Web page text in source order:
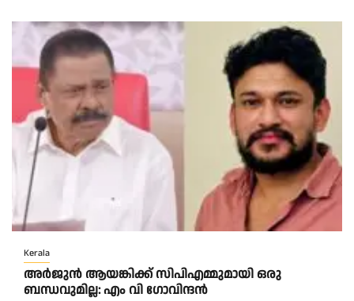
Kerala
അര്‍ജുന്‍ ആയങ്കിക്ക് സിപിഎമ്മുമായി ഒരു
ബന്ധവുമില്ല: എം വി ഗോവിന്ദന്‍